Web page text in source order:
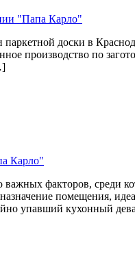
"Папа Карло"
доски в
производство по
Карло"
факторов, среди
помещения,
упавший кухонный